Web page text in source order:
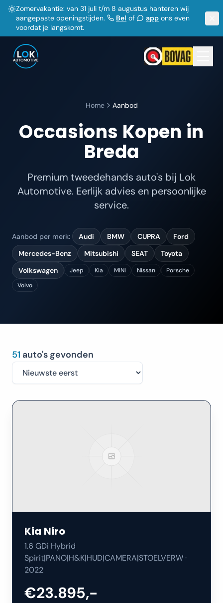
Zomervakantie: van 31 juli t/m 8 augustus hanteren wij
aangepaste openingstijden.
Bel of app ons even
voordat je langskomt.
Home Aanbod
Occasions Kopen in
Breda
Premium tweedehands auto's bij Lok
Automotive. Eerlijk advies en persoonlijke
service.
Aanbod per merk: Audi BMW CUPRA
Ford
Mercedes-Benz
Mitsubishi SEAT
Toyota
Volkswagen
Jeep Kia MINI Nissan
Porsche
Volvo
51 auto's gevonden
Kia Niro
1.6 GDi Hybrid
Spirit|PANO|H&K|HUD|CAMERA|STOELVERW·
2022
€23.895,-